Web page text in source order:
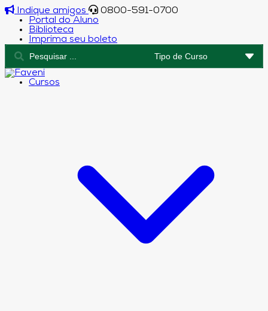
Indique amigos
0800-591-0700
Portal do Aluno
Biblioteca
Imprima seu boleto
Cursos